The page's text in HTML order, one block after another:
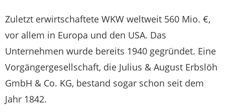
Zuletzt erwirtschaftete WKW weltweit 560 Mio. €,
vor allem in Europa und den USA. Das
Unternehmen wurde bereits 1940 gegründet. Eine
Vorgängergesellschaft, die Julius & August Erbslöh
GmbH & Co. KG, bestand sogar schon seit dem
Jahr 1842.